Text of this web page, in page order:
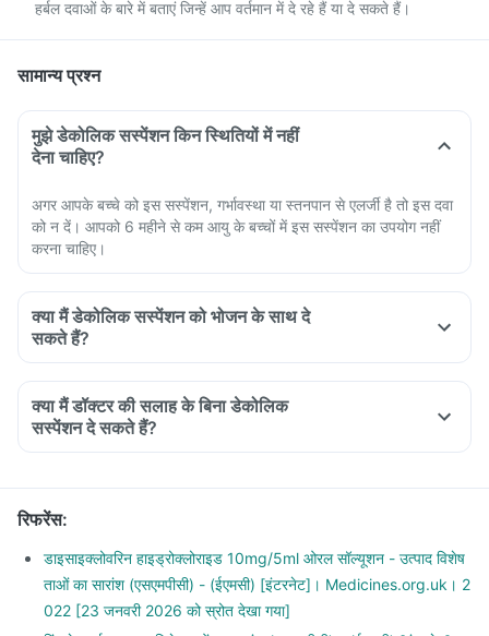
हर्बल दवाओं के बारे में बताएं जिन्हें आप वर्तमान में दे रहे हैं या दे सकते हैं।
सामान्य प्रश्न
मुझे डेकोलिक सस्पेंशन किन स्थितियों में नहीं
देना चाहिए?
अगर आपके बच्चे को इस सस्पेंशन, गर्भावस्था या स्तनपान से एलर्जी है तो इस दवा
को न दें। आपको 6 महीने से कम आयु के बच्चों में इस सस्पेंशन का उपयोग नहीं
करना चाहिए।
क्या मैं डेकोलिक सस्पेंशन को भोजन के साथ दे
सकते हैं?
क्या मैं डॉक्टर की सलाह के बिना डेकोलिक
सस्पेंशन दे सकते हैं?
रिफरेंस:
डाइसाइक्लोवरिन हाइड्रोक्लोराइड 10mg/5ml ओरल सॉल्यूशन - उत्पाद विशेष
ताओं का सारांश (एसएमपीसी) - (ईएमसी) [इंटरनेट]। Medicines.org.uk। 2
022 [23 जनवरी 2026 को स्रोत देखा गया]